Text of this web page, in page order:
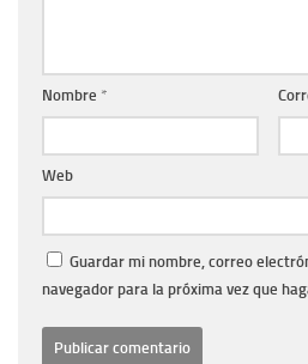
Nombre *
Web
Guardar mi nombre, correo
navegador para la próxima vez que